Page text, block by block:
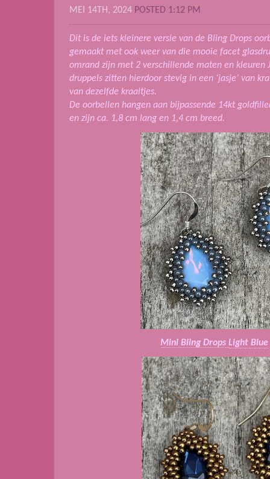
MEI 14TH, 2024 POSTED 1:12 PM
Dit is de iets kleinere versie van de Bling Drops
gemaakt met ook weer van die mooie facet
omrand zijn met 2 verschillende maten en kleuren
druppels zitten hierdoor stevig in een ‘jasje’ van
van dezelfde kraaltjes.
De oorbellen hangen aan bijpassende 14kt
en zijn ca. 1,8 cm lang en 1,4 cm breed.
Mini Bling DropsLight Blue